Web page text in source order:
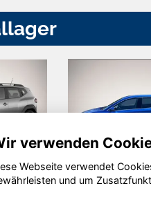
Dacia
verwenden
Webseite verwendet
und um